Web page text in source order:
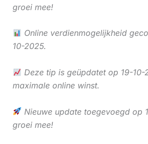
groei mee!
Online verdienmogelijkheid
10-2025.
Deze tip is geüpdatet op 19-
maximale online winst.
Nieuwe update toegevoegd op
groei mee!